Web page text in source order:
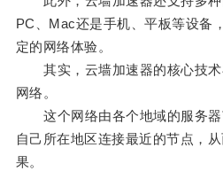
PC、Mac还是手机、平板等设备
定的网络体验。
其实，云墙加速器的核心技术
网络。
这个网络由各个地域的服务器
自己所在地区连接最近的节点，
果。